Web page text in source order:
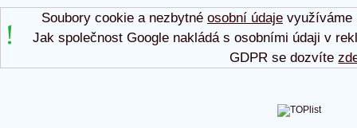
Soubory cookie a nezbytné osobní údajevyužíváme
Jak společnost Google nakládá s osobními údaji v
GDPR se dozvíte